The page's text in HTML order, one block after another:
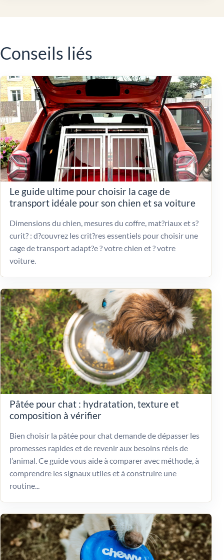
Conseils liés
Le guide ultime pour choisir la cage de
transport idéale pour son chien et sa voiture
Dimensions du chien, mesures du coffre, mat?riaux et s?
curit? : d?couvrez les crit?res essentiels pour choisir une
cage de transport adapt?e ? votre chien et ? votre
voiture.
Pâtée pour chat : hydratation, texture et
composition à vérifier
Bien choisir la pâtée pour chat demande de dépasser les
promesses rapides et de revenir aux besoins réels de
l’animal. Ce guide vous aide à comparer avec méthode, à
comprendre les signaux utiles et à construire une
routine...